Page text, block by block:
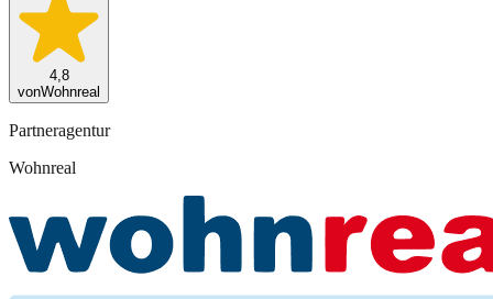
4,8
vonWohnreal
Partneragentur
Wohnreal